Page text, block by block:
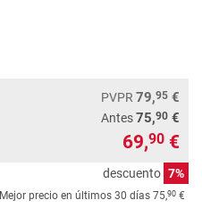
PVPR 79,95 €
Antes75,90 €
69,90 €
descuento 7%
Mejor precio en últimos 30 días 75,90 €